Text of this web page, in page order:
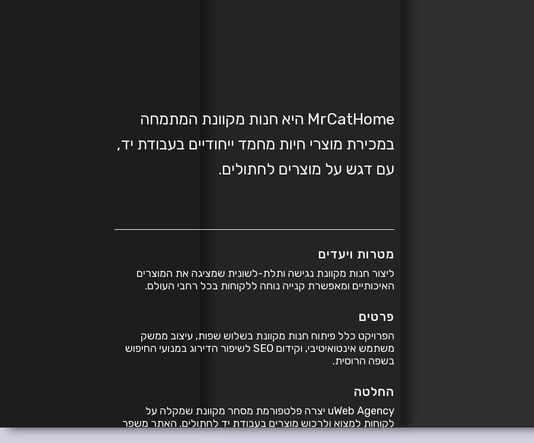
MrCatHome היא חנות מקוונת המתמחה
במכירת מוצרי חיות מחמד ייחודיים בעבודת יד,
עם דגש על מוצרים לחתולים.
מטרות ויעדים
ליצור חנות מקוונת נגישה ותלת-לשונית שמציגה את המוצרים
האיכותיים ומאפשרת קנייה נוחה ללקוחות בכל רחבי העולם.
פרטים
הפרויקט כלל פיתוח חנות מקוונת בשלוש שפות, עיצוב ממשק
משתמש אינטואיטיבי, וקידום SEO לשיפור הדירוג במנועי החיפוש
בשפה הרוסית.
החלטה
uWeb Agency יצרה פלטפורמת מסחר מקוונת שמקלה על
לקוחות למצוא ולרכוש מוצרים בעבודת יד לחתולים. האתר משפר
את הנגישות הגלובלית ומעודד מכירות באמצעות עיצוב אטרקטיבי